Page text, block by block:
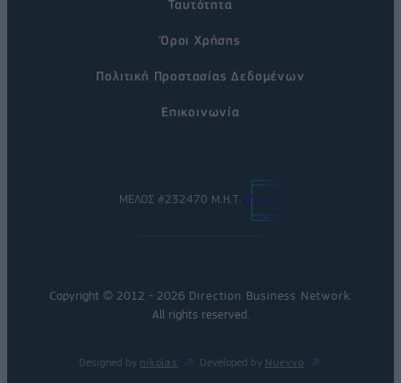
Ταυτότητα
Όροι Χρήσης
Πολιτική Προστασίας Δεδομένων
Επικοινωνία
ΜΕΛΟΣ #232470 Μ.Η.Τ.
Copyright © 2012 - 2026 Direction Business Network
All rights reserved.
Designed by nikolas Developed by Nuevvo